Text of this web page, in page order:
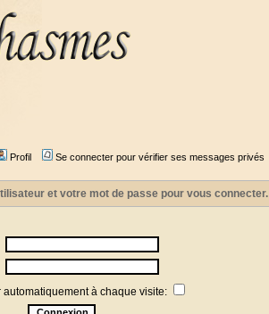
Profil Se connecter pour vérifier ses messages privés
et votre mot de passe pour vous connecter.
automatiquement à chaque visite: